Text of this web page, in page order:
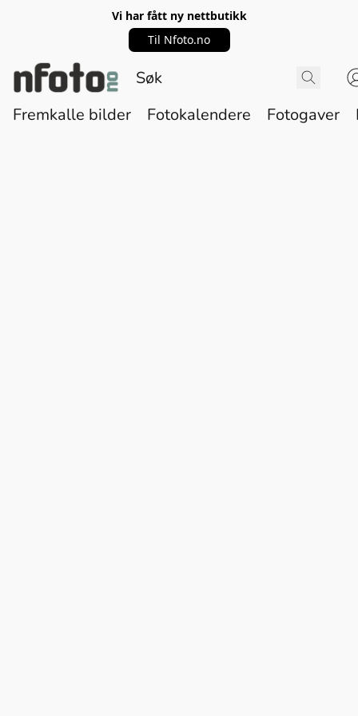
Vi har fått ny nettbutikk
Til Nfoto.no
Fremkalle bilder Fotokalendere Fotogaver